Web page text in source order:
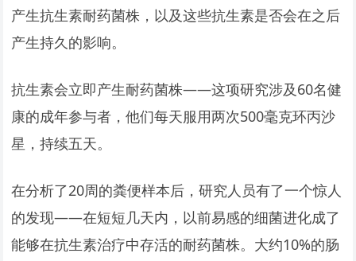
产生抗生素耐药菌株，以及这些抗生素是否会在之后
产生持久的影响。
抗生素会立即产生耐药菌株——这项研究涉及60名健
康的成年参与者，他们每天服用两次500毫克环丙沙
星，持续五天。
在分析了20周的粪便样本后，研究人员有了一个惊人
的发现——在短短几天内，以前易感的细菌进化成了
能够在抗生素治疗中存活的耐药菌株。大约10%的肠